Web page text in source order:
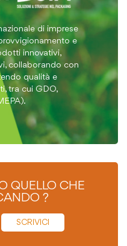
di imprese
e
innovativi,
collaborando con
qualità e
tra cui GDO,
QUELLO CHE
?
SCRIVICI